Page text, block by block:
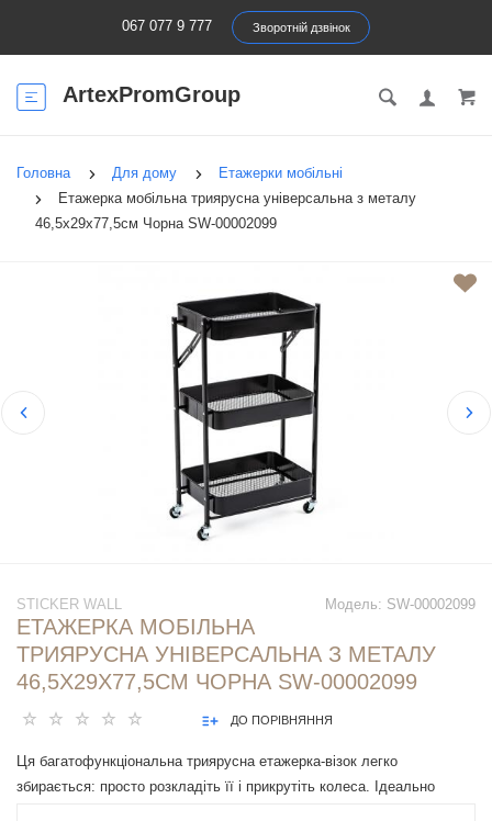
067 077 9 777 Зворотній дзвінок
ArtexPromGroup
Головна Для дому
Етажерки мобільні
Етажерка мобільна триярусна універсальна з металу
46,5х29х77,5см Чорна SW-00002099
Модель: SW-00002099
STICKER WALL
ЕТАЖЕРКА МОБІЛЬНА
ТРИЯРУСНА УНІВЕРСАЛЬНА З МЕТАЛУ
46,5Х29Х77,5СМ ЧОРНА SW-00002099
ДО ПОРІВНЯННЯ
Ця багатофункціональна триярусна етажерка-візок легко
збирається: просто розкладіть її і прикрутіть колеса. Ідеально